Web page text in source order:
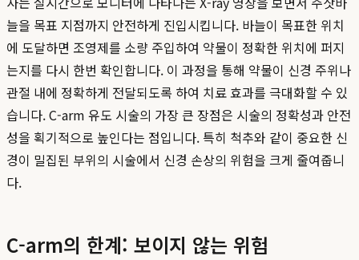
늘을 목표 지점까지 안전하게 진입시킵니다. 바늘이 목표한 위치
에 도달하면 조영제를 소량 주입하여 약물이 정확한 위치에 퍼지
는지를 다시 한번 확인합니다. 이 과정을 통해 약물이 신경 주위나
관절 내에 정확하게 전달되도록 하여 치료 효과를 극대화할 수 있
습니다. C-arm 유도 시술의 가장 큰 장점은 시술의 정확성과 안전
성을 획기적으로 높인다는 점입니다. 특히 척추와 같이 중요한 신
경이 밀집된 부위의 시술에서 신경 손상의 위험을 크게 줄여줍니
다.
C-arm의 한계: 보이지 않는 위험